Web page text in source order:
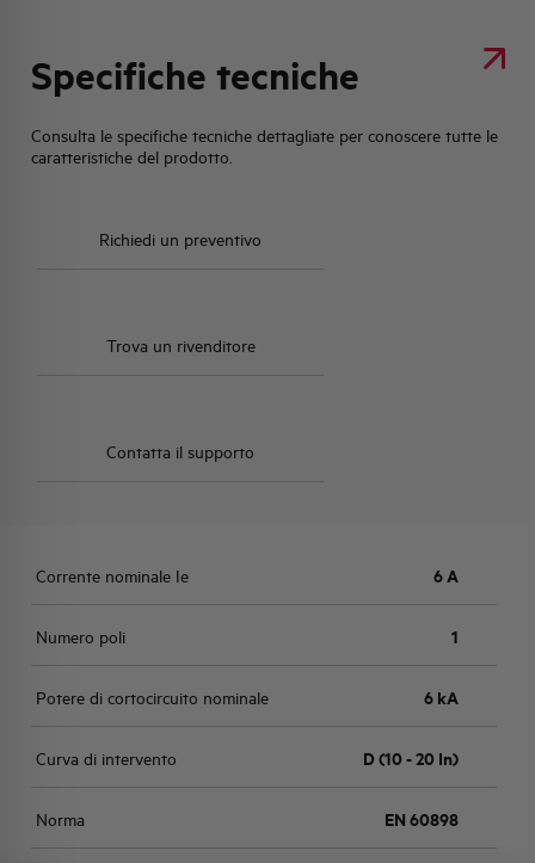
Specifiche tecniche
Consulta le specifiche tecniche dettagliate per conoscere tutte le
caratteristiche del prodotto.
Richiedi un preventivo
Trova un rivenditore
Contatta il supporto
Corrente nominale Ie 6 A
Numero poli 1
Potere di cortocircuito nominale 6 kA
Curva di intervento D (10 - 20 In)
Norma EN 60898